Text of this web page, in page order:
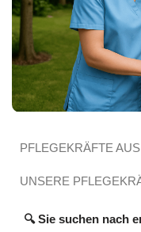
PFLEGEKRÄFTE
UNSERE
🔍 Sie suchen nach